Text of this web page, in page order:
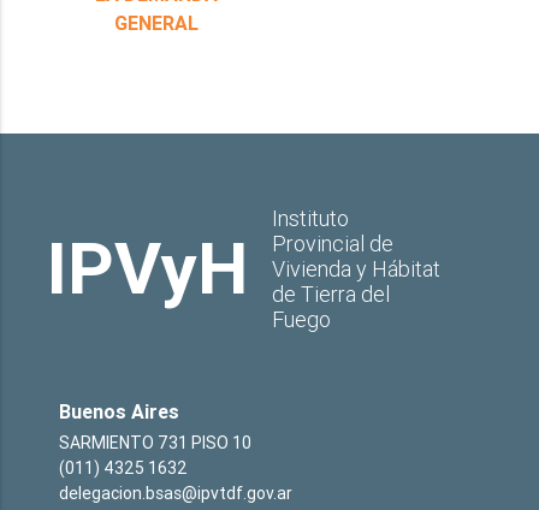
GENERAL
IPVyH
Instituto
Provincial de
Vivienda y Hábitat
de Tierra del
Fuego
Buenos Aires
SARMIENTO 731 PISO 10
(011) 4325 1632
delegacion.bsas@ipvtdf.gov.ar